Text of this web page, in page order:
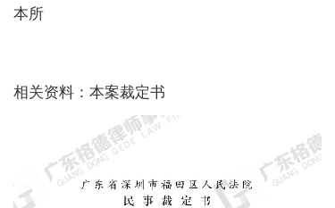
本所
相关资料：本案裁定书